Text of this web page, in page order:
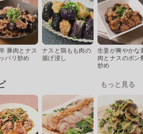
豚肉とナス
パリ炒め
ナスと鶏もも肉の
揚げ浸し
生姜が爽やかな
肉とナスのポン
炒め
もっと見る